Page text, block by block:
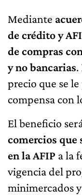
Mediante
de crédito y
de compras
y no bancarias.
precio que se le
compensa con
El beneficio
comercios que
en la AFIP a la
vigencia del
minimercados